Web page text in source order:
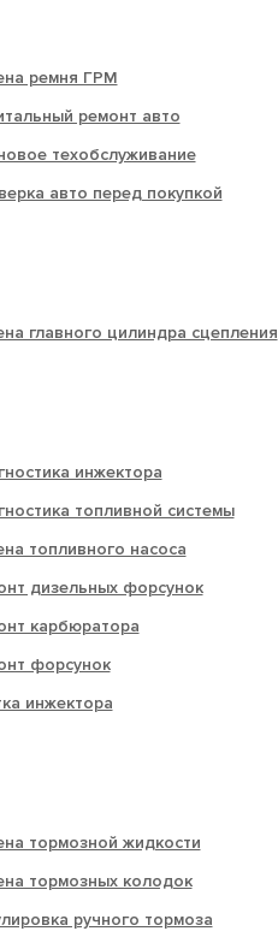
ремня ГРМ
ремонт авто
техобслуживание
авто перед покупкой
главного цилиндра сцепления
инжектора
топливной системы
топливного насоса
дизельных форсунок
карбюратора
форсунок
инжектора
тормозной жидкости
тормозных колодок
ручного тормоза